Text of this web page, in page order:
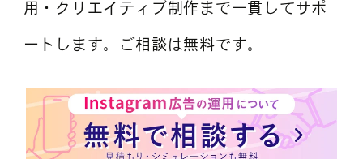
用・クリエイティブ制作まで一貫してサポ
ートします。ご相談は無料です。